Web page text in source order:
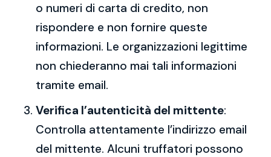
o numeri di carta di credito, non
rispondere e non fornire queste
informazioni. Le organizzazioni legittime
non chiederanno mai tali informazioni
tramite email.
Verifica l’autenticità del mittente:
Controlla attentamente l’indirizzo email
del mittente. Alcuni truffatori possono